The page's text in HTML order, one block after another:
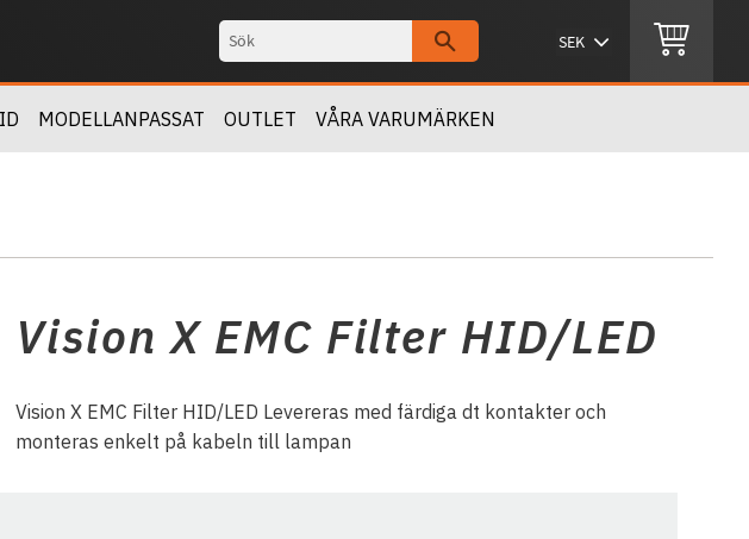
MODELLANPASSAT OUTLET VÅRA VARUMÄRKEN
Vision X EMC Filter HID/LED
Vision X EMC Filter HID/LED Levereras med färdiga dt kontakter och
monteras enkelt på kabeln till lampan